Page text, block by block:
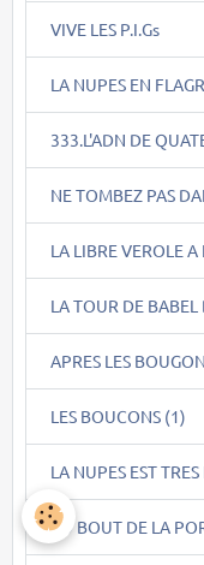
VIVE LES P.I.Gs
LA NUPES EN
333.L'ADN DE
NE TOMBEZ PAS
LA LIBRE VEROLE A
LA TOUR DE BABEL
APRES LES
LES BOUCONS (1)
LA NUPES EST
AU BOUT DE LA